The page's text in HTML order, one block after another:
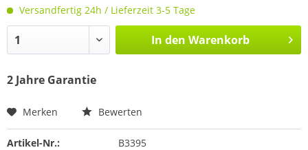
Versandfertig 24h / Lieferzeit 3-5 Tage
In den Warenkorb
2 Jahre Garantie
Merken Bewerten
Artikel-Nr.:
B3395